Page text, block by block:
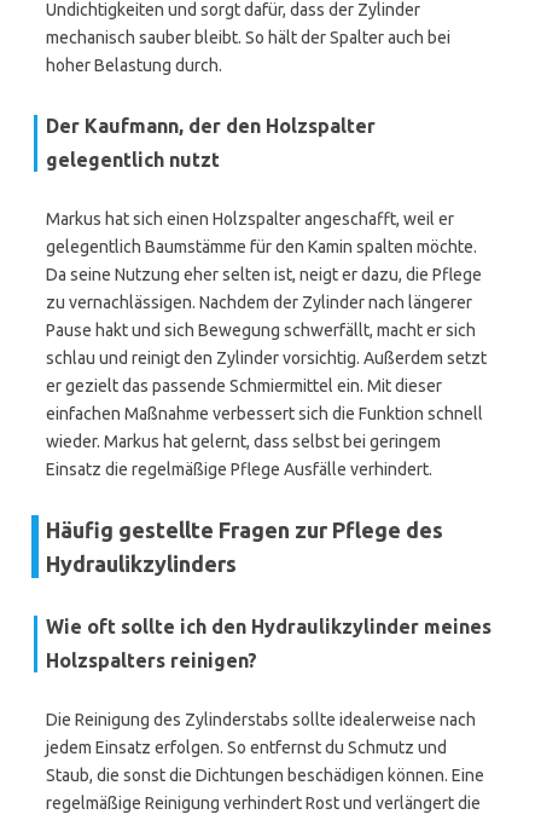
Undichtigkeiten und sorgt dafür, dass der Zylinder
mechanisch sauber bleibt. So hält der Spalter auch bei
hoher Belastung durch.
Der Kaufmann, der den Holzspalter
gelegentlich nutzt
Markus hat sich einen Holzspalter angeschafft, weil er
gelegentlich Baumstämme für den Kamin spalten möchte.
Da seine Nutzung eher selten ist, neigt er dazu, die Pflege
zu vernachlässigen. Nachdem der Zylinder nach längerer
Pause hakt und sich Bewegung schwerfällt, macht er sich
schlau und reinigt den Zylinder vorsichtig. Außerdem setzt
er gezielt das passende Schmiermittel ein. Mit dieser
einfachen Maßnahme verbessert sich die Funktion schnell
wieder. Markus hat gelernt, dass selbst bei geringem
Einsatz die regelmäßige Pflege Ausfälle verhindert.
Häufig gestellte Fragen zur Pflege des
Hydraulikzylinders
Wie oft sollte ich den Hydraulikzylinder meines
Holzspalters reinigen?
Die Reinigung des Zylinderstabs sollte idealerweise nach
jedem Einsatz erfolgen. So entfernst du Schmutz und
Staub, die sonst die Dichtungen beschädigen können. Eine
regelmäßige Reinigung verhindert Rost und verlängert die